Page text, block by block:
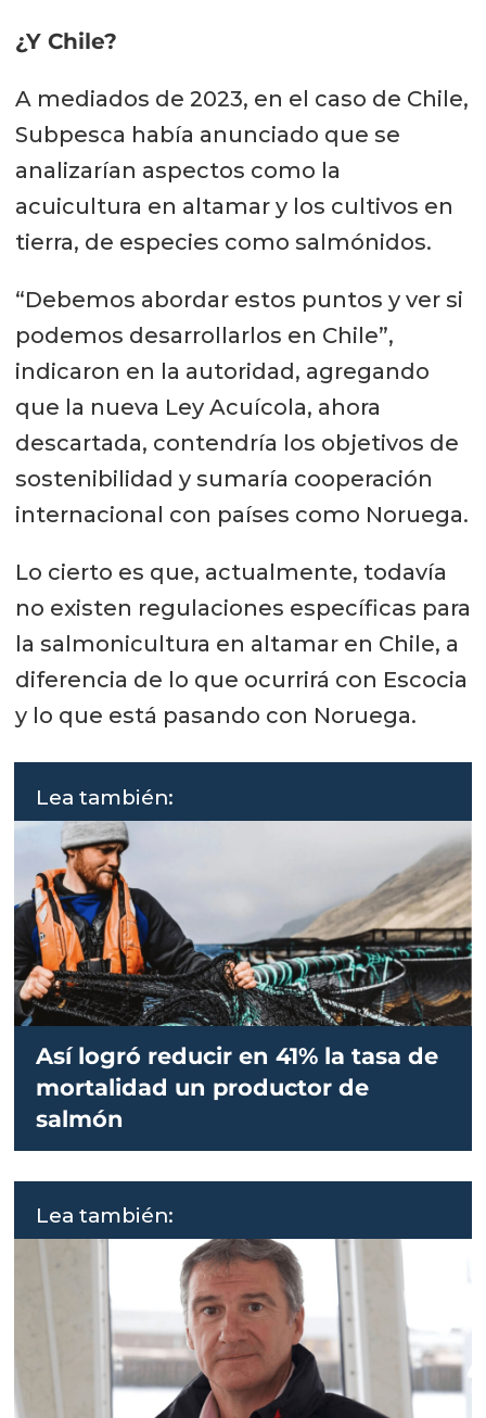
¿Y Chile?
A mediados de 2023, en el caso de Chile,
Subpesca había anunciado que se
analizarían aspectos como la
acuicultura en altamar y los cultivos en
tierra, de especies como salmónidos.
“Debemos abordar estos puntos y ver si
podemos desarrollarlos en Chile”,
indicaron en la autoridad, agregando
que la nueva Ley Acuícola, ahora
descartada, contendría los objetivos de
sostenibilidad y sumaría cooperación
internacional con países como Noruega.
Lo cierto es que, actualmente, todavía
no existen regulaciones específicas para
la salmonicultura en altamar en Chile, a
diferencia de lo que ocurrirá con Escocia
y lo que está pasando con Noruega.
Lea también:
Así logró reducir en 41% la tasa de
mortalidad un productor de
salmón
Lea también: